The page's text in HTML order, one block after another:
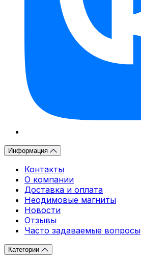
Информация
Контакты
О компании
Доставка и оплата
Неодимовые магниты
Новости
Отзывы
Часто задаваемые вопросы
Категории